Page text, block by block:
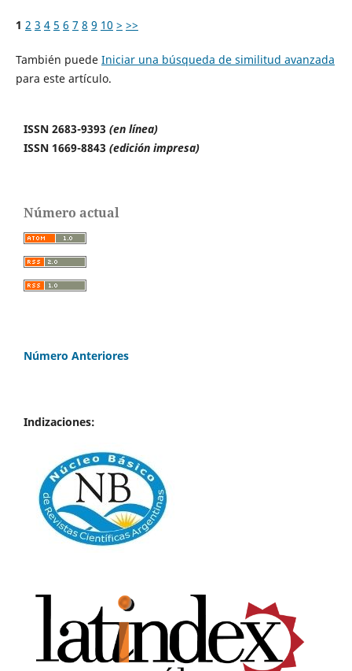
1 2 3 4 5 6 7 8 9 10 > >>
También puede Iniciar una búsqueda de similitud avanzada
para este artículo.
ISSN 2683-9393 (en línea)
ISSN 1669-8843 (edición impresa)
Número actual
Número Anteriores
Indizaciones: